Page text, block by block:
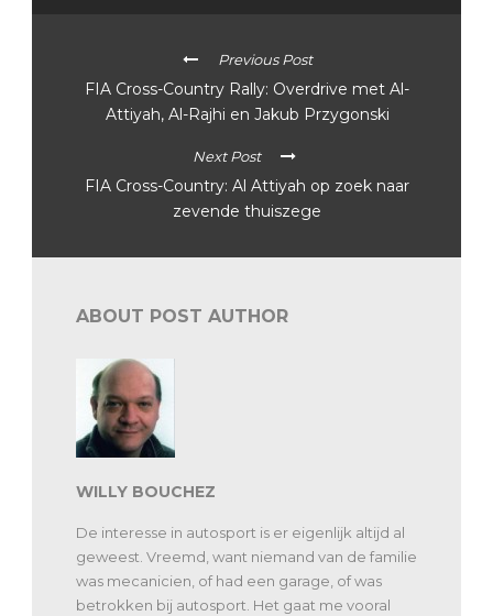
Previous Post
FIA Cross-Country Rally: Overdrive met Al-
Attiyah, Al-Rajhi en Jakub Przygonski
Next Post
FIA Cross-Country: Al Attiyah op zoek naar
zevende thuiszege
ABOUT POST AUTHOR
WILLY BOUCHEZ
De interesse in autosport is er eigenlijk altijd al
geweest. Vreemd, want niemand van de familie
was mecanicien, of had een garage, of was
betrokken bij autosport. Het gaat me vooral